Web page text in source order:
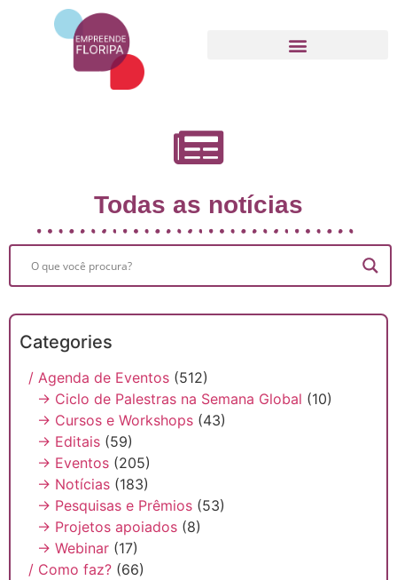
Todas as notícias
Categories
/ Agenda de Eventos (512)
→ Ciclo de Palestras na Semana Global (10)
→ Cursos e Workshops (43)
→ Editais (59)
→ Eventos (205)
→ Notícias (183)
→ Pesquisas e Prêmios (53)
→ Projetos apoiados (8)
→ Webinar (17)
/ Como faz? (66)